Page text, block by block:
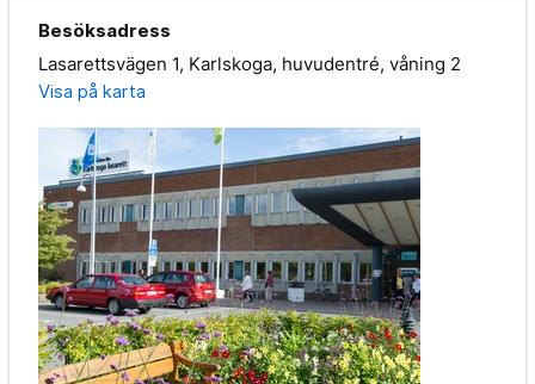
Besöksadress
Lasarettsvägen 1, Karlskoga, huvudentré, våning 2
Visa på karta